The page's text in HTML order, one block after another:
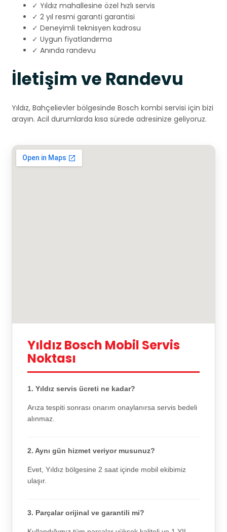
✓ Yıldız mahallesine özel hızlı servis
✓ 2 yıl resmi garanti garantisi
✓ Deneyimli teknisyen kadrosu
✓ Uygun fiyatlandırma
✓ Anında randevu
İletişim ve Randevu
Yıldız, Bahçelievler bölgesinde Bosch kombi servisi için bizi
arayın. Acil durumlarda kısa sürede adresinize geliyoruz.
Yıldız Bosch Mobil Servis
Noktası
1. Yıldız servis ücreti ne kadar?
Arıza tespiti sonrası onarım onaylanırsa servis bedeli
alınmaz.
2. Aynı gün hizmet veriyor musunuz?
Evet, Yıldız bölgesine 2 saat içinde mobil ekibimiz
ulaşır.
3. Parçalar orijinal ve garantili mi?